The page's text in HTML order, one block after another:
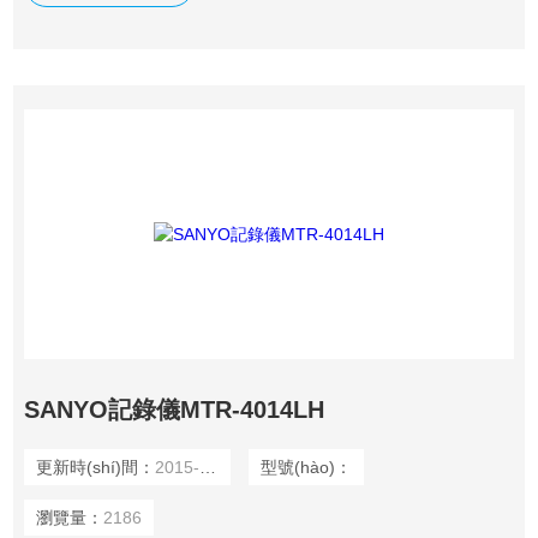
SANYO記錄儀MTR-4014LH
更新時(shí)間： 2015-12-02 型號(hào)：
瀏覽量： 2186